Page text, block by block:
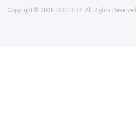
Copyright © 2006 KING HELP. All Rights Reserved